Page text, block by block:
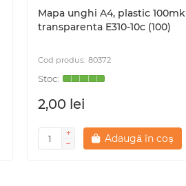
Mapa unghi A4, plastic 100mk
transparenta E310-10c (100)
80372
2,00 lei
Adaugă în coș